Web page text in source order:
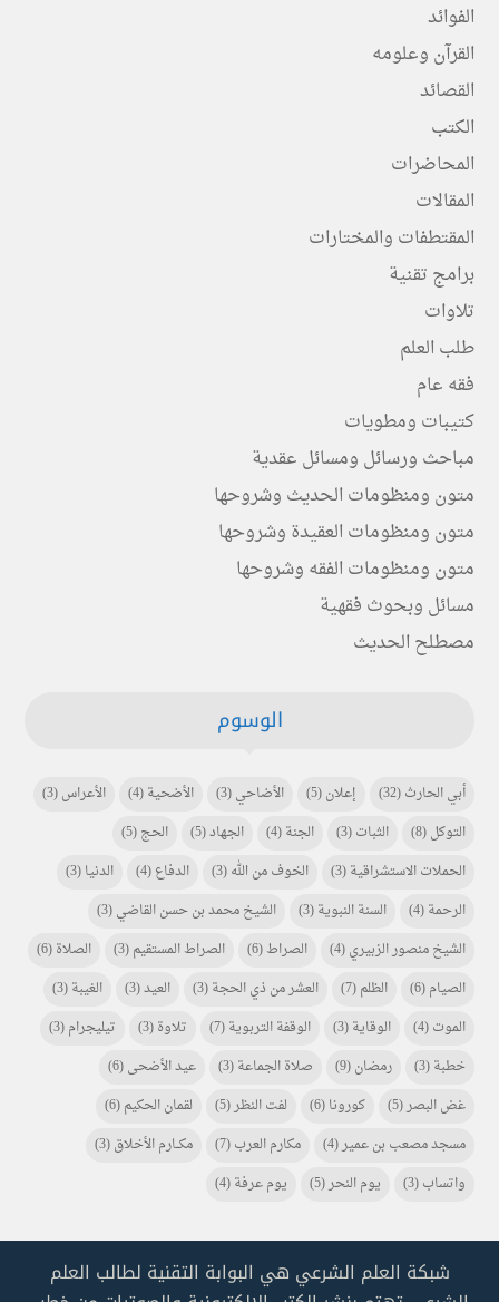
الفوائد
القرآن وعلومه
القصائد
الكتب
المحاضرات
المقالات
المقتطفات والمختارات
برامج تقنية
تلاوات
طلب العلم
فقه عام
كتيبات ومطويات
مباحث ورسائل ومسائل عقدية
متون ومنظومات الحديث وشروحها
متون ومنظومات العقيدة وشروحها
متون ومنظومات الفقه وشروحها
مسائل وبحوث فقهية
مصطلح الحديث
الوسوم
أبي الحارث(32) إعلان(5) الأضاحي(3) الأضحية(4) الأعراس(3)
التوكل(8) الثبات(3) الجنة(4) الجهاد(5) الحج(5)
الحملات الاستشراقية(3) الخوف من الله(3) الدفاع(4) الدنيا(3)
الرحمة(4) السنة النبوية(3) الشيخ محمد بن حسن القاضي(3)
الشيخ منصور الزبيري(4) الصراط(6) الصراط المستقيم(3) الصلاة(6)
الصيام(6) الظلم(7) العشر من ذي الحجة(3) العيد(3) الغيبة(3)
الموت(4) الوقاية(3) الوقفة التربوية(7) تلاوة(3) تيليجرام(3)
خطبة(3) رمضان(9) صلاة الجماعة(3) عيد الأضحى(6)
غض البصر(5) كورونا(6) لفت النظر(5) لقمان الحكيم(6)
مسجد مصعب بن عمير(4) مكارم العرب(7) مكـــارم الأخلاق(3)
واتساب(3) يوم النحر(5) يوم عرفة(4)
شبكة العلم الشرعي هي البوابة التقنية لطالب العلم